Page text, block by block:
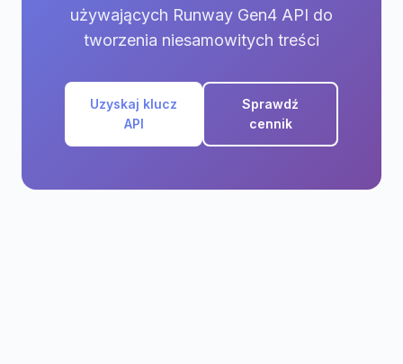
używających Runway Gen4 API do
tworzenia niesamowitych treści
Uzyskaj klucz
API
Sprawdź
cennik